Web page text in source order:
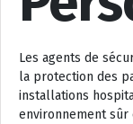
Les agents de
la protection des
installations
environnement